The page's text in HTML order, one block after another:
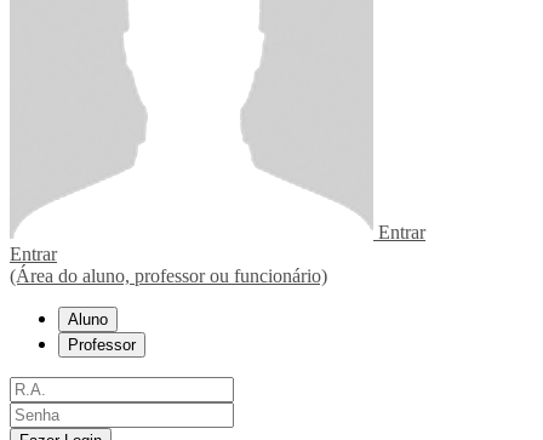
Entrar
Entrar
(Área do aluno, professor ou funcionário)
Aluno
Professor